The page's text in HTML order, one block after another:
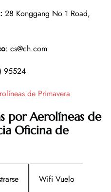
: 28 Konggang No 1 Road,
: cs@ch.com
95524
de Primavera
por Aerolíneas de
Oficina de
Wifi Vuelo